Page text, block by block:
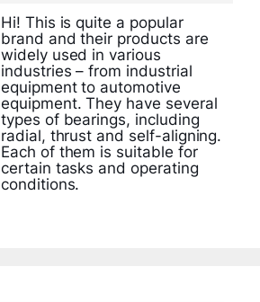
Hi! This is quite a popular
brand and their products are
widely used in various
industries – from industrial
equipment to automotive
equipment. They have several
types of bearings, including
radial, thrust and self-aligning.
Each of them is suitable for
certain tasks and operating
conditions.